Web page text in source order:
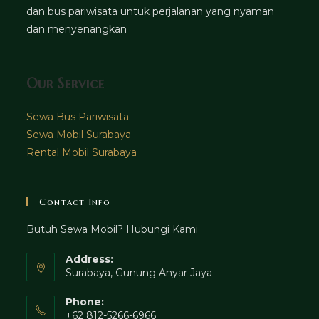
dan bus pariwisata untuk perjalanan yang nyaman
dan menyenangkan
Our Service
Sewa Bus Pariwisata
Sewa Mobil Surabaya
Rental Mobil Surabaya
Contact Info
Butuh Sewa Mobil? Hubungi Kami
Address:
Surabaya, Gunung Anyar Jaya
Phone:
+62 812-5266-6966